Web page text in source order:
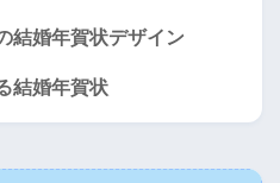
結婚年賀状デザイン
結婚年賀状